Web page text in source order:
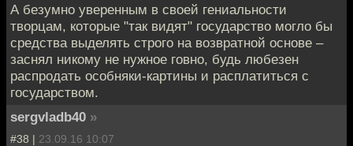
А безумно уверенным в своей гениальности
творцам, которые "так видят" государство могло бы
средства выделять строго на возвратной основе –
заснял никому не нужное говно, будь любезен
распродать особняки-картины и расплатиться с
государством.
sergvladb40 »
#38 | 23.09.16 10:07